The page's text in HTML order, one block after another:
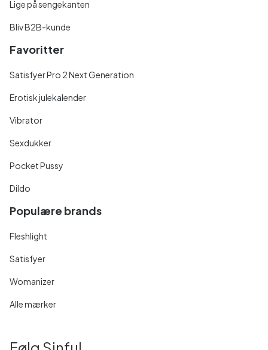
Lige på sengekanten
Bliv B2B-kunde
Favoritter
Satisfyer Pro 2 Next Generation
Erotisk julekalender
Vibrator
Sexdukker
Pocket Pussy
Dildo
Populære brands
Fleshlight
Satisfyer
Womanizer
Alle mærker